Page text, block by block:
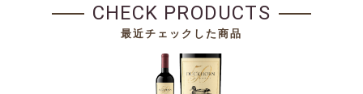
CHECK PRODUCTS
最近チェックした商品